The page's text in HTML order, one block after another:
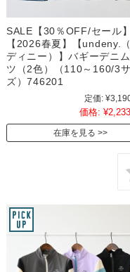
SALE【30％OFF/セール】
【2026春夏】【undeny.
ディニー）】バギーデニ
ツ（2色）（110～160/3
ズ）746201
定価:
価格: ¥2,233
在庫を見る